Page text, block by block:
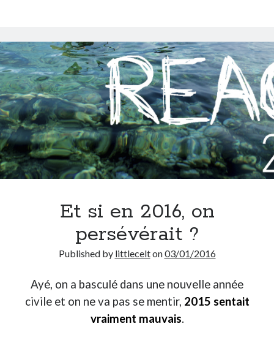
Et si en 2016, on
persévérait ?
Published by littlecelton03/01/2016
Ayé, on a basculé dans une nouvelle année
civile et on ne va pas se mentir, 2015 sentait
vraiment mauvais.